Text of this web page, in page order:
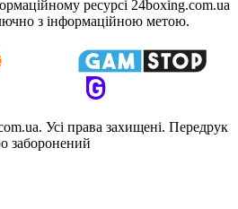
ресурсі 24boxing.com.ua
з інформаційною метою.
Усi права захищенi. Передрук
заборонений